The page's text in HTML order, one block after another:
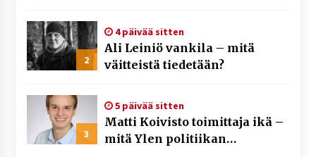
2
4 päivää sitten
Ali Leiniö vankila – mitä
väitteistä tiedetään?
3
5 päivää sitten
Matti Koivisto toimittaja ikä –
mitä Ylen politiikan